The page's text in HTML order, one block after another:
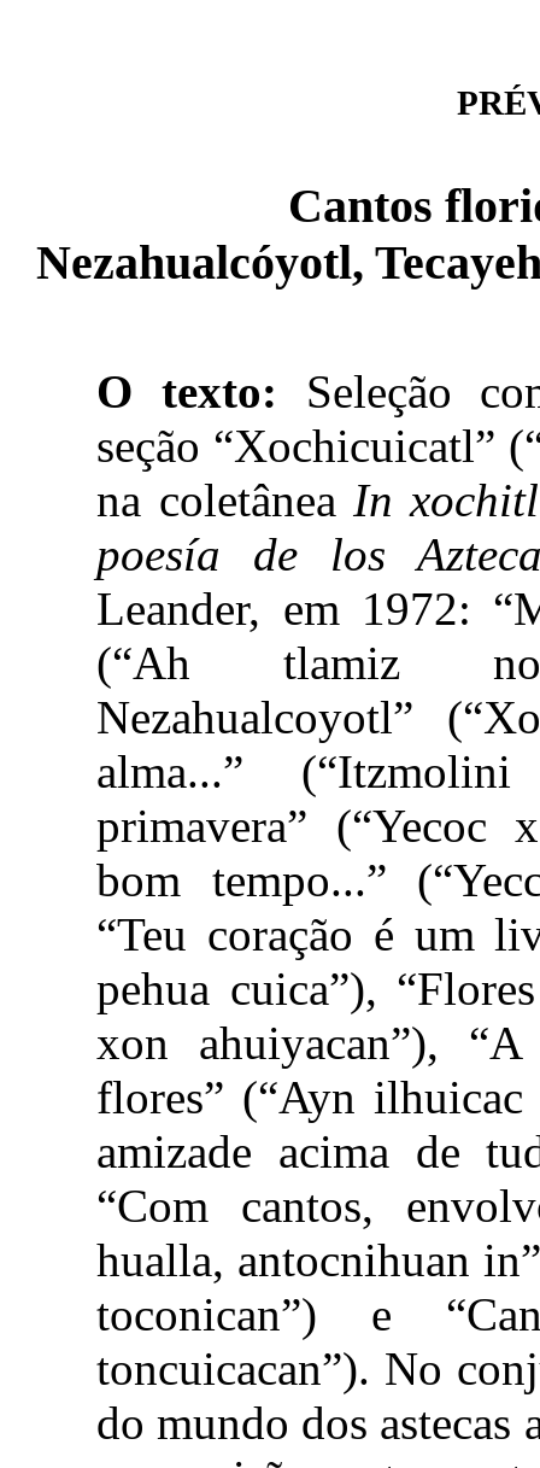
Cantos
Nezahualcóyotl,
O texto: Seleção
seção “Xochicuicatl”
na coletânea In
poesía de los
Leander, em 1972:
(“Ah tlamiz
Nezahualcoyotl”
alma...”
primavera” (“Yecoc
bom tempo...”
“Teu coração é um
pehua cuica”),
xon ahuiyacan”),
flores” (“Ayn
amizade acima de
“Com cantos,
hualla, antocnihuan
toconican”) e
toncuicacan”). No
do mundo dos astecas